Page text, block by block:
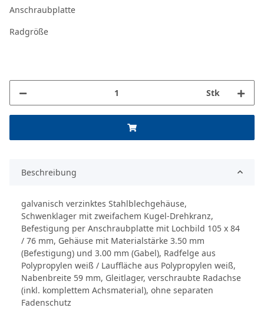
Anschraubplatte
Radgröße
Stk
Beschreibung
galvanisch verzinktes Stahlblechgehäuse,
Schwenklager mit zweifachem Kugel-Drehkranz,
Befestigung per Anschraubplatte mit Lochbild 105 x 84
/ 76 mm, Gehäuse mit Materialstärke 3.50 mm
(Befestigung) und 3.00 mm (Gabel), Radfelge aus
Polypropylen weiß / Lauffläche aus Polypropylen weiß,
Nabenbreite 59 mm, Gleitlager, verschraubte Radachse
(inkl. komplettem Achsmaterial), ohne separaten
Fadenschutz